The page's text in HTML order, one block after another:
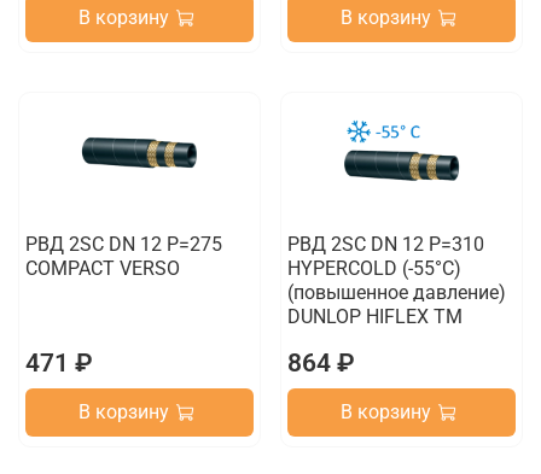
В корзину В корзину
РВД 2SC DN 12 P=275
COMPACT VERSO
471 ₽
В корзину
РВД 2SC DN 12 P=310
HYPERCOLD (-55°C)
(повышенное давление)
DUNLOP HIFLEX TM
864 ₽
В корзину